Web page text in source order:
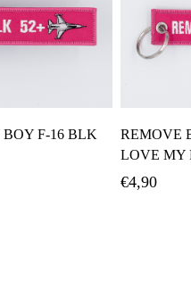
F-16 BLK
REMOVE
LOVE MY
€4,90